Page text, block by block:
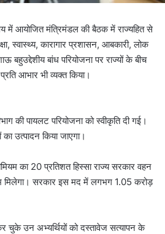
में आयोजित मंत्रिमंडल की बैठक में राज्यहित से
स्वास्थ्य, कारागार प्रशासन, आबकारी, लोक
बहुउद्देशीय बांध परियोजना पर राज्यों के बीच
आभार भी व्यक्त किया।
की पायलट परियोजना को स्वीकृति दी गई।
उत्पादन किया जाएगा।
का 20 प्रतिशत हिस्सा राज्य सरकार वहन
मिलेगा। सरकार इस मद में लगभग 1.05 करोड़
चुके उन अभ्यर्थियों को दस्तावेज सत्यापन के